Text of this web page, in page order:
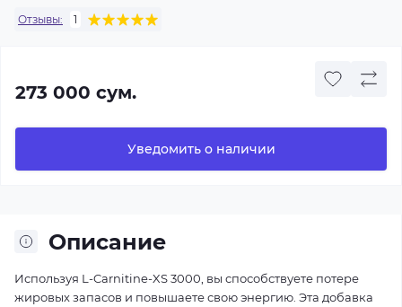
Отзывы: 1
273 000 сум.
Уведомить о наличии
Описание
Используя L-Carnitine-XS 3000, вы способствуете потере
жировых запасов и повышаете свою энергию. Эта добавка